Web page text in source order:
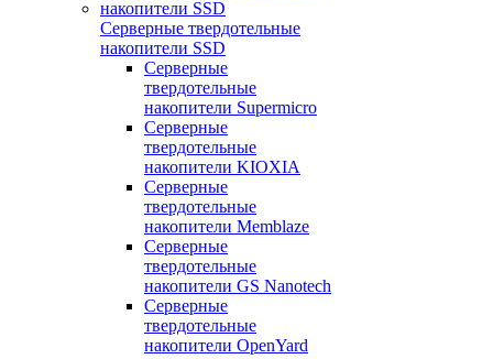
Серверные твердотельные
накопители SSD
Cерверные
твердотельные
накопители Supermicro
Cерверные
твердотельные
накопители KIOXIA
Cерверные
твердотельные
накопители Memblaze
Cерверные
твердотельные
накопители GS Nanotech
Серверные
твердотельные
накопители OpenYard